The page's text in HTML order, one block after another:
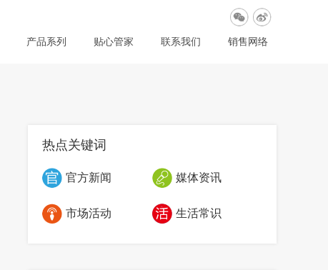
产品系列 贴心管家 联系我们 销售网络
热点关键词
官方新闻 媒体资讯
市场活动 生活常识